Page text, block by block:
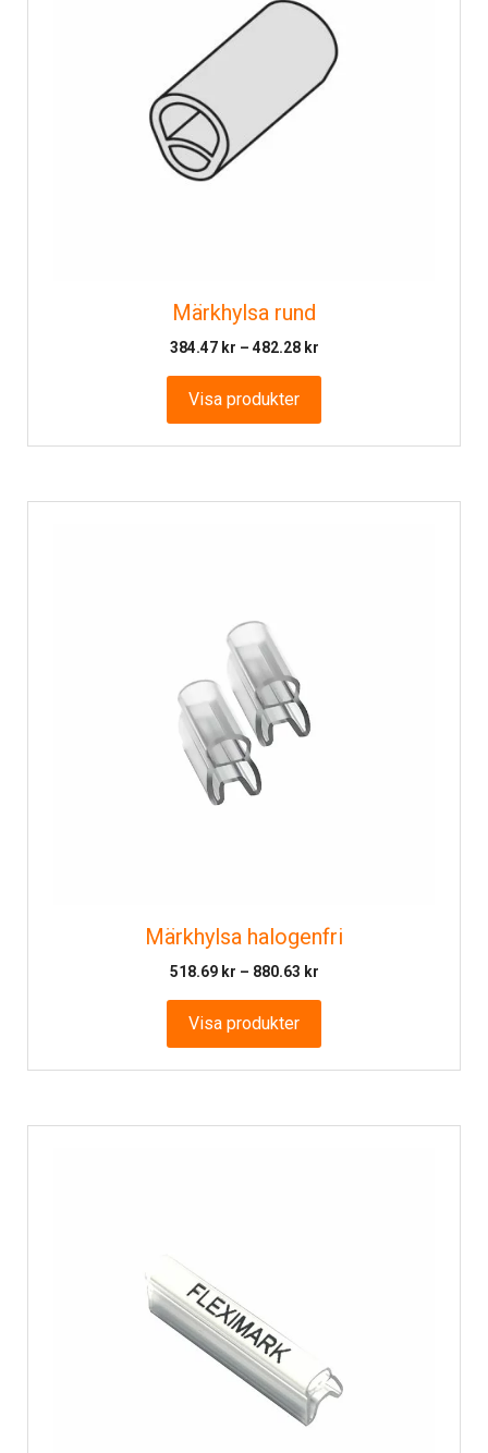
Märkhylsa rund
384.47 kr – 482.28 krPrisintervall:
Visa produkter
Märkhylsa halogenfri
518.69 kr – 880.63 krPrisintervall:
Visa produkter